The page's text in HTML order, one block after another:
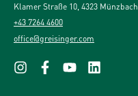
Klamer Straße 10, 4323 Münzbach
+43 7264 4600
office@greisinger.com